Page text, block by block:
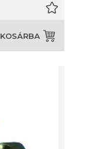
KOSÁRBA